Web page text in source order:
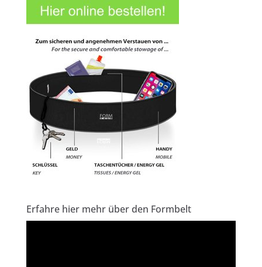
Erfahre hier mehr über den Formbelt